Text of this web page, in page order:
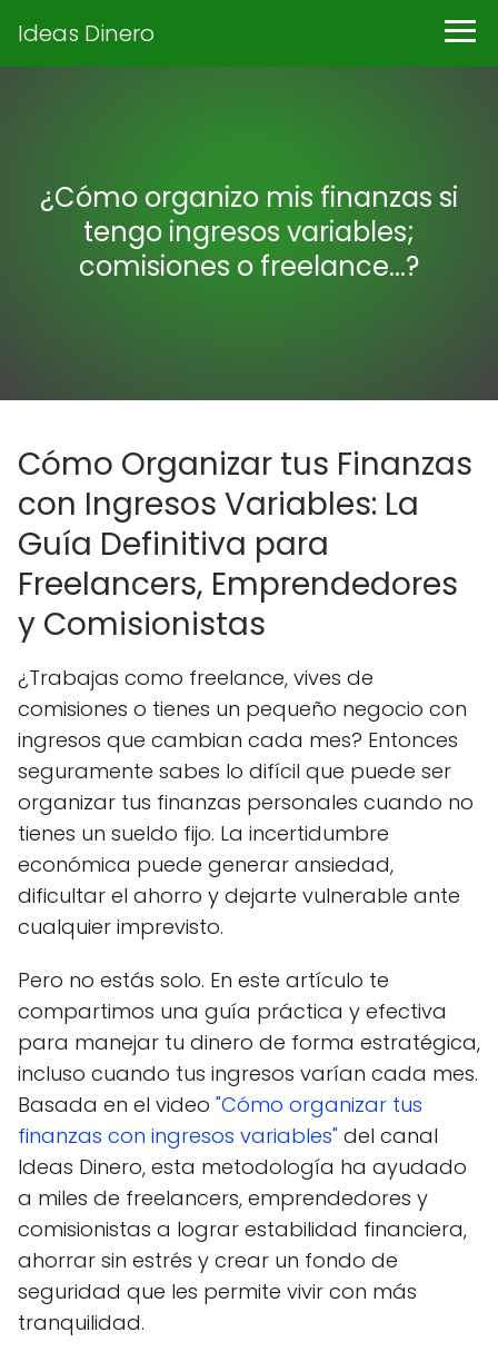
Ideas Dinero
¿Cómo organizo mis finanzas si
tengo ingresos variables;
comisiones o freelance...?
Cómo Organizar tus Finanzas
con Ingresos Variables: La
Guía Definitiva para
Freelancers, Emprendedores
y Comisionistas
¿Trabajas como freelance, vives de
comisiones o tienes un pequeño negocio con
ingresos que cambian cada mes? Entonces
seguramente sabes lo difícil que puede ser
organizar tus finanzas personales cuando no
tienes un sueldo fijo. La incertidumbre
económica puede generar ansiedad,
dificultar el ahorro y dejarte vulnerable ante
cualquier imprevisto.
Pero no estás solo. En este artículo te
compartimos una guía práctica y efectiva
para manejar tu dinero de forma estratégica,
incluso cuando tus ingresos varían cada mes.
Basada en el video "Cómo organizar tus
finanzas con ingresos variables" del canal
Ideas Dinero, esta metodología ha ayudado
a miles de freelancers, emprendedores y
comisionistas a lograr estabilidad financiera,
ahorrar sin estrés y crear un fondo de
seguridad que les permite vivir con más
tranquilidad.